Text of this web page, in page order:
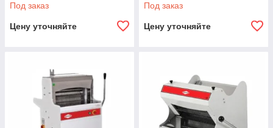
Под заказ
Цену уточняйте
Под заказ
Цену уточняйте